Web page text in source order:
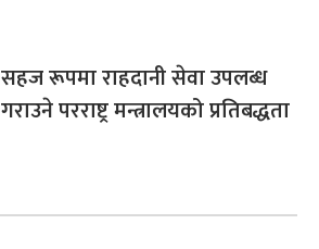
सहज रूपमा राहदानी सेवा उपलब्ध
गराउने परराष्ट्र मन्त्रालयको प्रतिबद्धता